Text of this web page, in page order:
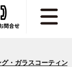
・ガラスコーティン